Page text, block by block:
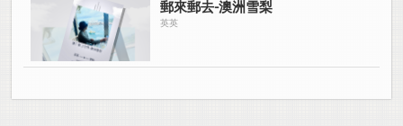
郵來郵去-澳洲雪梨
英英